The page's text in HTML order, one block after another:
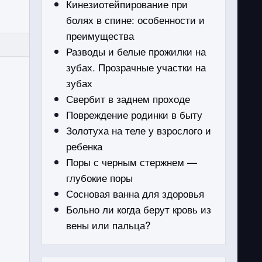
Кинезиотейпирование при
болях в спине: особенности и
преимущества
Разводы и белые прожилки на
зубах. Прозрачные участки на
зубах
Свербит в заднем проходе
Повреждение родинки в быту
Золотуха на теле у взрослого и
ребенка
Поры с черным стержнем —
глубокие поры
Сосновая ванна для здоровья
Больно ли когда берут кровь из
вены или пальца?